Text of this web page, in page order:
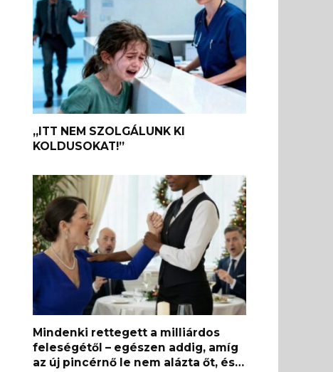
„ITT NEM SZOLGÁLUNK KI
KOLDUSOKAT!”
Mindenki rettegett a milliárdos
feleségétől – egészen addig, amíg
az új pincérnő le nem alázta őt, és…